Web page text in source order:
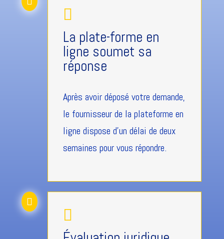

La plate-forme en
ligne soumet sa
réponse
Après avoir déposé votre demande,
le fournisseur de la plateforme en
ligne dispose d'un délai de deux
semaines pour vous répondre.

